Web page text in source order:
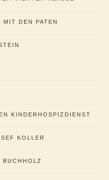
DEN PATEN
KINDERHOSPIZDIENST
KOLLER